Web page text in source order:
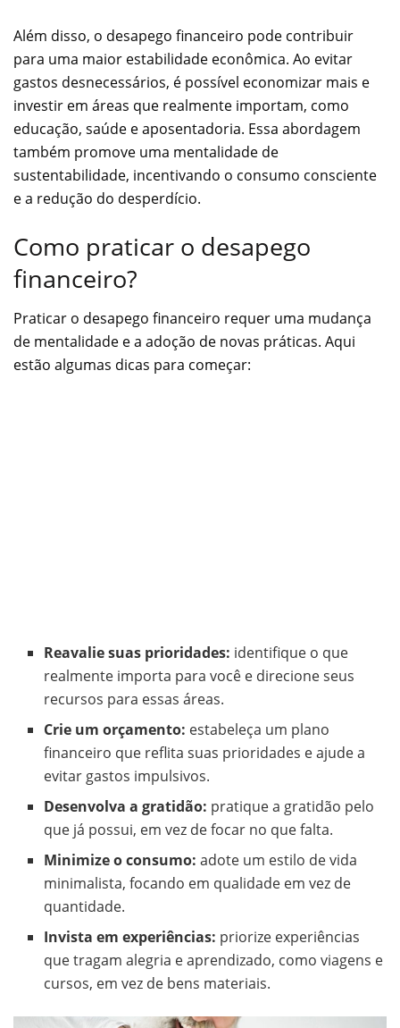
Além disso, o desapego financeiro pode contribuir
para uma maior estabilidade econômica. Ao evitar
gastos desnecessários, é possível economizar mais e
investir em áreas que realmente importam, como
educação, saúde e aposentadoria. Essa abordagem
também promove uma mentalidade de
sustentabilidade, incentivando o consumo consciente
e a redução do desperdício.
Como praticar o desapego
financeiro?
Praticar o desapego financeiro requer uma mudança
de mentalidade e a adoção de novas práticas. Aqui
estão algumas dicas para começar:
Reavalie suas prioridades: identifique o que
realmente importa para você e direcione seus
recursos para essas áreas.
Crie um orçamento: estabeleça um plano
financeiro que reflita suas prioridades e ajude a
evitar gastos impulsivos.
Desenvolva a gratidão: pratique a gratidão pelo
que já possui, em vez de focar no que falta.
Minimize o consumo: adote um estilo de vida
minimalista, focando em qualidade em vez de
quantidade.
Invista em experiências: priorize experiências
que tragam alegria e aprendizado, como viagens e
cursos, em vez de bens materiais.